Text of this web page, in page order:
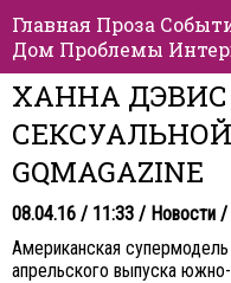
Главная Проза
Дом Проблемы
ХАННА
GQMAGAZINE
08.04.16 / 11:33 / Новости /
Американская
апрельского выпуска